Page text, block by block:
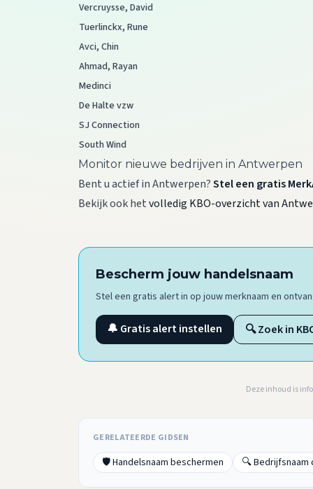
Vercruysse, David
Tuerlinckx, Rune
Avci, Chin
Ahmad, Rayan
Medinci
De Halte vzw
SJ Connection
South Wind
Monitor nieuwe bedrijven in Antwerpen
Bent u actief in Antwerpen?Stel een gratis
Bekijk ook hetvolledig KBO-overzicht van
Bescherm jouw handelsnaam
Stel een gratis alert in op jouw merknaam en
🔔 Gratis alert instellen 🔍 Zoek in
Deze inhoud is
GERELATEERDE GIDSEN
🛡️ Handelsnaam beschermen 🔍 Bedrijfsnaam